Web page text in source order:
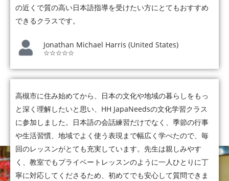
の近くで質の高い日本語指導を受けたい方にとてもおすすめ
できるクラスです。
Jonathan Michael Harris (United States)
☆☆☆☆☆
高槻市に住み始めてから、日本の文化や地域の暮らしをもっ
と深く理解したいと思い、HH JapaNeedsの文化学習クラス
に参加しました。日本語の会話練習だけでなく、季節の行事
や生活習慣、地域でよく使う表現まで幅広く学べたので、毎
回のレッスンがとても充実しています。先生は親しみやす
く、教室でもプライベートレッスンのように一人ひとりに丁
寧に対応してくださるため、初めてでも安心して質問できま